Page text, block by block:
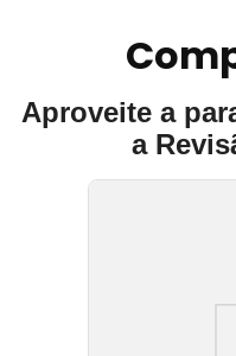
Aproveite a
a